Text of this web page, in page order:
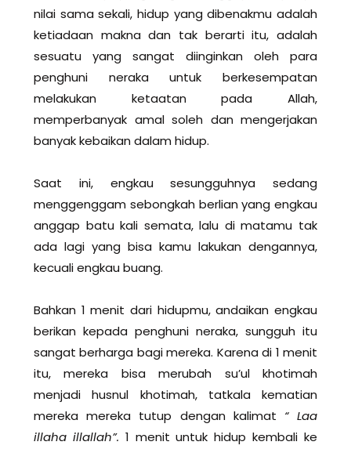
nilai sama sekali, hidup yang dibenakmu adalah
ketiadaan makna dan tak berarti itu, adalah
sesuatu yang sangat diinginkan oleh para
penghuni neraka untuk berkesempatan
melakukan ketaatan pada Allah,
memperbanyak amal soleh dan mengerjakan
banyak kebaikan dalam hidup.
Saat ini, engkau sesungguhnya sedang
menggenggam sebongkah berlian yang engkau
anggap batu kali semata, lalu di matamu tak
ada lagi yang bisa kamu lakukan dengannya,
kecuali engkau buang.
Bahkan 1 menit dari hidupmu, andaikan engkau
berikan kepada penghuni neraka, sungguh itu
sangat berharga bagi mereka. Karena di 1 menit
itu, mereka bisa merubah su’ul khotimah
menjadi husnul khotimah, tatkala kematian
mereka mereka tutup dengan kalimat “ Laa
illaha illallah”. 1 menit untuk hidup kembali ke